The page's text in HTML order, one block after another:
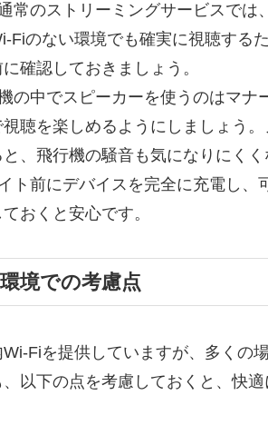
通常のストリーミングサービスで
Fiのない環境でも確実に視聴する
確認しておきましょう。
の中でスピーカーを使うのはマナ
聴を楽しめるようにしましょう
、飛行機の騒音も気になりにくく
ト前にデバイスを完全に充電し、
おくと安心です。
境での考慮点
Fiを提供していますが、多くの
以下の点を考慮しておくと、快適